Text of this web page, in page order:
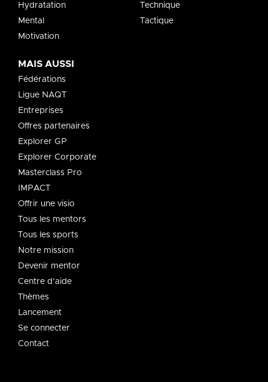
Hydratation
Mental
Motivation
Technique
Tactique
MAIS AUSSI
Fédérations
Ligue NAQT
Entreprises
Offres partenaires
Explorer GP
Explorer Corporate
Masterclass Pro
IMPACT
Offrir une visio
Tous les mentors
Tous les sports
Notre mission
Devenir mentor
Centre d'aide
Thèmes
Lancement
Se connecter
Contact